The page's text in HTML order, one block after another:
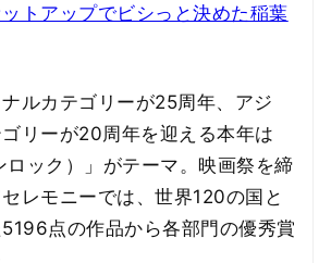
ットアップでビシっと決めた稲葉
ルカテゴリーが25周年、アジ
リーが20周年を迎える本年は
ロック）」がテーマ。映画祭を締
レモニーでは、世界120の国と
点の作品から各部門の優秀賞